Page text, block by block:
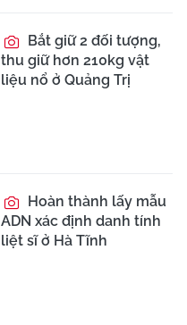
Bắt giữ 2 đối tượng,
thu giữ hơn 210kg vật
liệu nổ ở Quảng Trị
Hoàn thành lấy mẫu
ADN xác định danh tính
liệt sĩ ở Hà Tĩnh